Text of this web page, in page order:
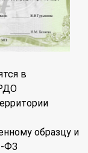
в
образцу и
ФЗ